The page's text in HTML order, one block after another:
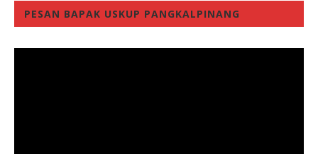
PESAN BAPAK USKUP PANGKALPINANG